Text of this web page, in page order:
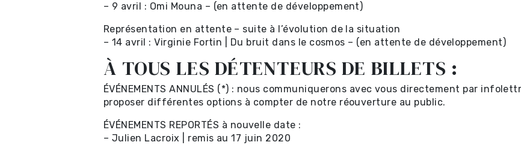
– 9 avril : Omi Mouna – (en attente de développement)
Représentation en attente – suite à l’évolution de la situation
– 14 avril : Virginie Fortin | Du bruit dans le cosmos – (en attente de développement)
À TOUS LES DÉTENTEURS DE BILLETS :
ÉVÉNEMENTS ANNULÉS (*) : nous communiquerons avec vous directement par
proposer différentes options à compter de notre réouverture au public.
ÉVÉNEMENTS REPORTÉS à nouvelle date :
– Julien Lacroix | remis au 17 juin 2020
Renseignements utiles
Promotions